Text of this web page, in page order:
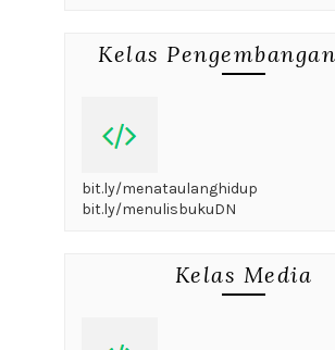
Kelas
bit.ly/menataulanghidup
bit.ly/menulisbukuDN
Kelas Media